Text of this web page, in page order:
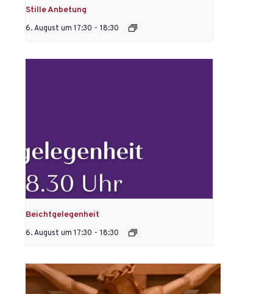
Stille Anbetung
6. August um 17:30 - 18:30
Beichtgelegenheit
6. August um 17:30 - 18:30